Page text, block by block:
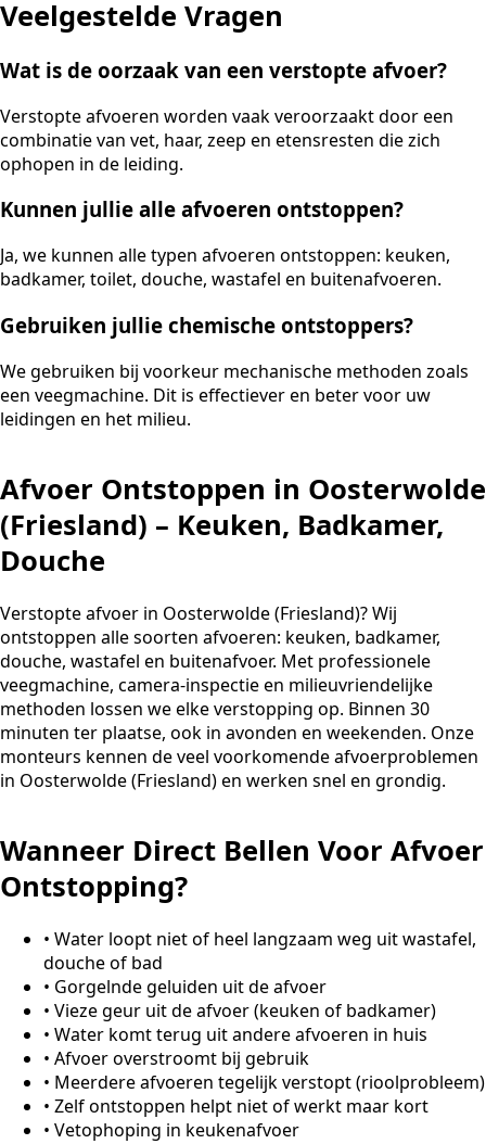
Veelgestelde Vragen
Wat is de oorzaak van een verstopte afvoer?
Verstopte afvoeren worden vaak veroorzaakt door een
combinatie van vet, haar, zeep en etensresten die zich
ophopen in de leiding.
Kunnen jullie alle afvoeren ontstoppen?
Ja, we kunnen alle typen afvoeren ontstoppen: keuken,
badkamer, toilet, douche, wastafel en buitenafvoeren.
Gebruiken jullie chemische ontstoppers?
We gebruiken bij voorkeur mechanische methoden zoals
een veegmachine. Dit is effectiever en beter voor uw
leidingen en het milieu.
Afvoer Ontstoppen in Oosterwolde
(Friesland) – Keuken, Badkamer,
Douche
Verstopte afvoer in Oosterwolde (Friesland)? Wij
ontstoppen alle soorten afvoeren: keuken, badkamer,
douche, wastafel en buitenafvoer. Met professionele
veegmachine, camera-inspectie en milieuvriendelijke
methoden lossen we elke verstopping op. Binnen 30
minuten ter plaatse, ook in avonden en weekenden. Onze
monteurs kennen de veel voorkomende afvoerproblemen
in Oosterwolde (Friesland) en werken snel en grondig.
Wanneer Direct Bellen Voor Afvoer
Ontstopping?
• Water loopt niet of heel langzaam weg uit wastafel,
douche of bad
• Gorgelnde geluiden uit de afvoer
• Vieze geur uit de afvoer (keuken of badkamer)
• Water komt terug uit andere afvoeren in huis
• Afvoer overstroomt bij gebruik
• Meerdere afvoeren tegelijk verstopt (rioolprobleem)
• Zelf ontstoppen helpt niet of werkt maar kort
• Vetophoping in keukenafvoer